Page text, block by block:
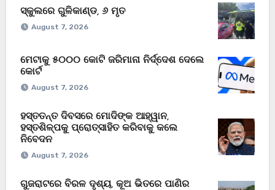
ସ୍କୁଲରେ ଗୁଳିକାଣ୍ଡ, ୬ ମୃତ
August 7, 2026
ମେଟାକୁ ୫୦୦୦ କୋଟି ଜରିମାନା ନିର୍ଦ୍ଦେଶ ଦେଲେ
କୋର୍ଟ
August 7, 2026
ହସ୍ତତନ୍ତ ଦିବସରେ ମୋଦିଙ୍କ ଆହ୍ୱାନ,
ହସ୍ତଶିଳ୍ପକୁ ପ୍ରୋତ୍ସାହିତ କରିବାକୁ କଲେ
ନିବେଦନ
August 7, 2026
ଗୁଜରାଟରେ ବିରଳ ଦୃଶ୍ୟ, କୂଅ ଭିତରେ ପାଣିର